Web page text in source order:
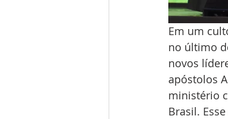
Em um
no último
novos
apóstolos
ministério
Brasil.